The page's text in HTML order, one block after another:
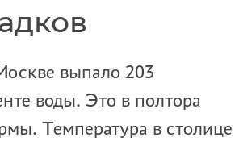
выпало 203
воды. Это в полтора
Температура в столице